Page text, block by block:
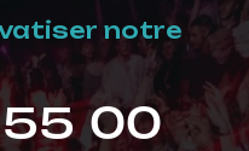
notre
00